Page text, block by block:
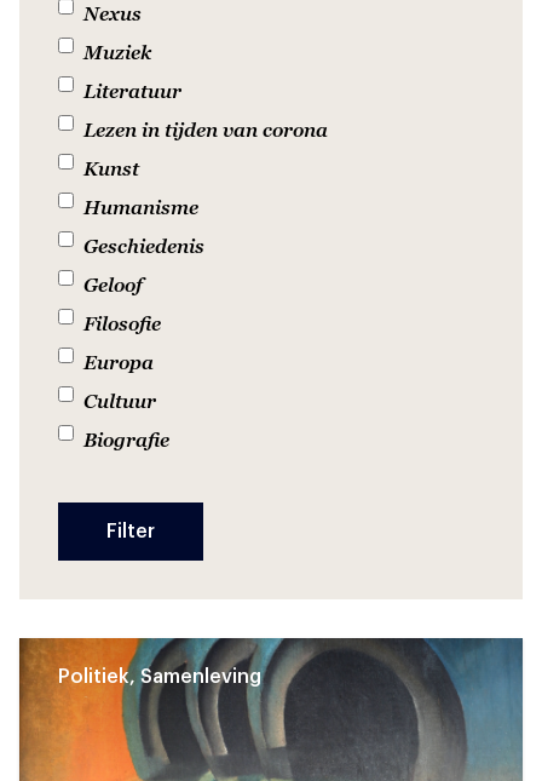
Nexus
Muziek
Literatuur
Lezen in tijden van corona
Kunst
Humanisme
Geschiedenis
Geloof
Filosofie
Europa
Cultuur
Biografie
Politiek, Samenleving